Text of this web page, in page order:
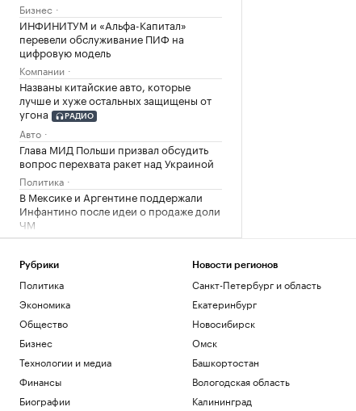
Бизнес
ИНФИНИТУМ и «Альфа-Капитал»
перевели обслуживание ПИФ на
цифровую модель
Компании
Названы китайские авто, которые
лучше и хуже остальных защищены от
угона
РАДИО
Авто
Глава МИД Польши призвал обсудить
вопрос перехвата ракет над Украиной
Политика
В Мексике и Аргентине поддержали
Инфантино после идеи о продаже доли
ЧМ
Спорт
«Тактическая нищета»: как бизнес
имитирует нехватку денег ради выгоды
Образование
Lamoda расширяет инструменты
поддержки российских дизайнерских
брендов
Компании
Рубрики
Политика
Экономика
Общество
Бизнес
Технологии и медиа
Финансы
Биографии
Новости регионов
Санкт-Петербург и область
Екатеринбург
Новосибирск
Омск
Башкортостан
Вологодская область
Калининград